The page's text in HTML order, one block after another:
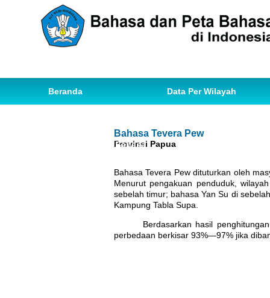
Beranda Data Per Wilayah
Ihwal Pemetaan Bahasa
Bahasa Tevera Pew
Provinsi Papua
Bahasa Tevera Pew dituturkan oleh
Menurut pengakuan penduduk,
sebelah timur; bahasa Yan Su di
Kampung Tabla Supa.
Berdasarkan hasil
perbedaan berkisar 93%—97% jika